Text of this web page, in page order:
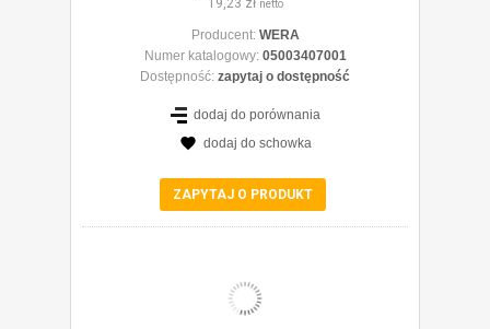
19,23 zł netto
Producent: WERA
Numer katalogowy: 05003407001
Dostępność: zapytaj o dostępność
dodaj do porównania
dodaj do schowka
ZAPYTAJ O PRODUKT